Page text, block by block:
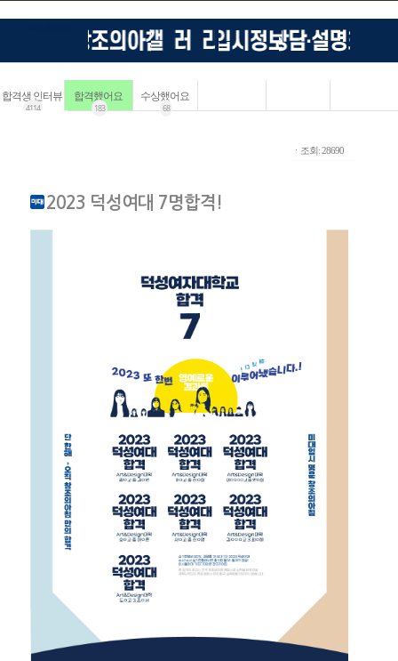
합격생 인터뷰
4114
합격했어요
183
수상했어요
68
ㆍ조회: 28690
2023 덕성여대 7명합격!